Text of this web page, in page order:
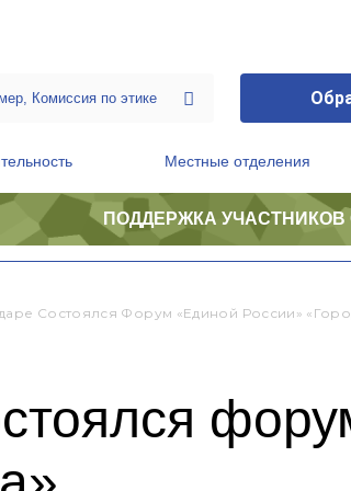
Местные отделения
ПОДДЕРЖКА УЧАСТНИКОВ
Состоялся Форум «Единой России»